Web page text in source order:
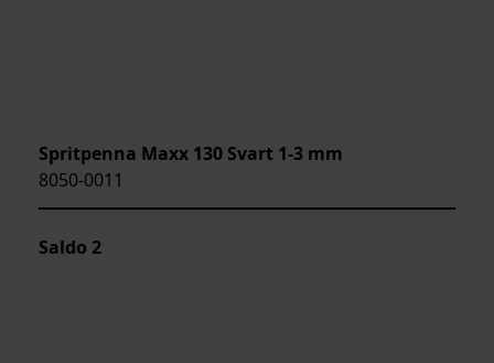
Spritpenna Maxx 130 Svart 1-3 mm
8050-0011
Saldo 2